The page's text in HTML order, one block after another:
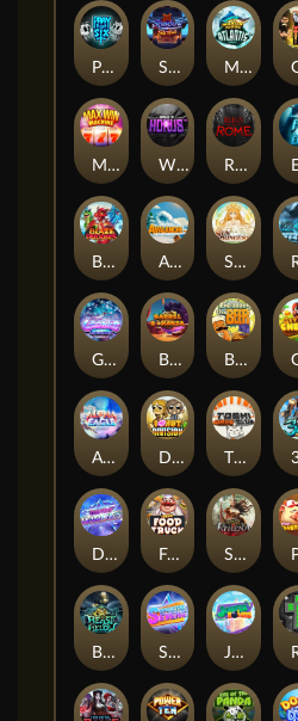
Avalanche
Superstar Sevens
PRAY FOR SIX
TOSHI WAYS CLUB
SUN PRINCESS
SPEAR OF ATHENA
Reign of Rome
Marlin Masters Atlantis
Dandy Diamonds
Max Win Machine
Blaze Buddies
Fred's Food Truck
Barrel Bonanza
Shadow Strike
Benny The Beer
Beast Below
Donut Division
Joker Bombs
Alpha Eagle
Gronk's Gems
Wings of Horus